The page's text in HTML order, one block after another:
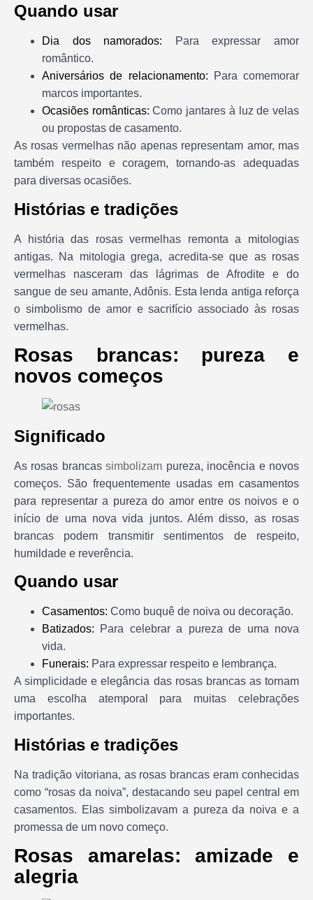
Quando usar
Dia dos namorados: Para expressar amor
romântico.
Aniversários de relacionamento: Para comemorar
marcos importantes.
Ocasiões românticas: Como jantares à luz de velas
ou propostas de casamento.
As rosas vermelhas não apenas representam amor, mas
também respeito e coragem, tornando-as adequadas
para diversas ocasiões.
Histórias e tradições
A história das rosas vermelhas remonta a mitologias
antigas. Na mitologia grega, acredita-se que as rosas
vermelhas nasceram das lágrimas de Afrodite e do
sangue de seu amante, Adônis. Esta lenda antiga reforça
o simbolismo de amor e sacrifício associado às rosas
vermelhas.
Rosas brancas: pureza e
novos começos
Significado
As rosas brancassimbolizam pureza, inocência e novos
começos. São frequentemente usadas em casamentos
para representar a pureza do amor entre os noivos e o
início de uma nova vida juntos. Além disso, as rosas
brancas podem transmitir sentimentos de respeito,
humildade e reverência.
Quando usar
Casamentos: Como buquê de noiva ou decoração.
Batizados: Para celebrar a pureza de uma nova
vida.
Funerais: Para expressar respeito e lembrança.
A simplicidade e elegância das rosas brancas as tornam
uma escolha atemporal para muitas celebrações
importantes.
Histórias e tradições
Na tradição vitoriana, as rosas brancas eram conhecidas
como “rosas da noiva”, destacando seu papel central em
casamentos. Elas simbolizavam a pureza da noiva e a
promessa de um novo começo.
Rosas amarelas: amizade e
alegria